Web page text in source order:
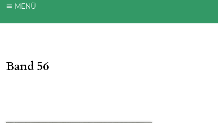
MENÜ
Band 56